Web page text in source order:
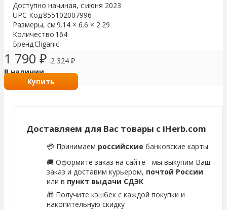
Доступно начиная, сиюня 2023
UPC Код855102007996
Размеры, см9.14 × 6.6 × 2.29
Количество 164
БрендCliganic
1 790 ₽ 2 324 ₽
В наличии
Купить
Доставляем для Вас товары с iHerb.com
💳 Принимаем российские банковские карты
🚚 Оформите заказ на сайте - мы выкупим Ваш
заказ и доставим курьером, почтой России
или в пункт выдачи СДЭК
🎁 Получите кэшбек с каждой покупки и
накопительную скидку